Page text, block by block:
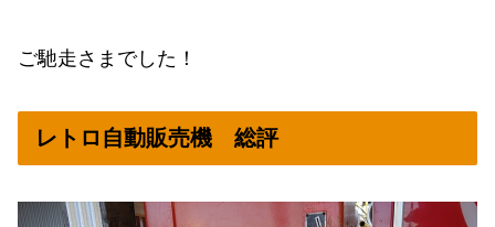
ご馳走さまでした！
レトロ自動販売機 総評